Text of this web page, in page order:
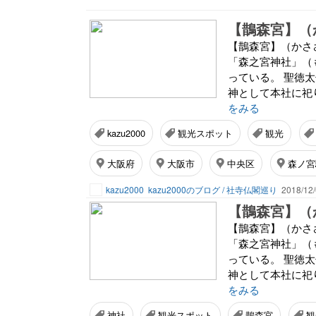
【鵲森宮】
【鵲森宮】（か
「森之宮神社」
っている。 聖徳
神として本社に
をみる
kazu2000 観光スポット 観光
大阪府 大阪市 中央区 森ノ
kazu2000 kazu2000のブログ / 社寺仏閣巡り 2018/
【鵲森宮】
【鵲森宮】（か
「森之宮神社」
っている。 聖徳
神として本社に
をみる